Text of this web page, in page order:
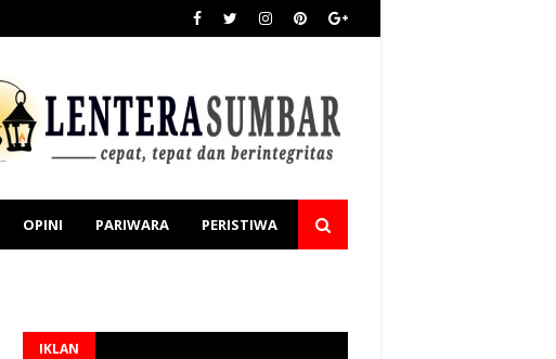
OPINI PARIWARA PERISTIWA
IKLAN